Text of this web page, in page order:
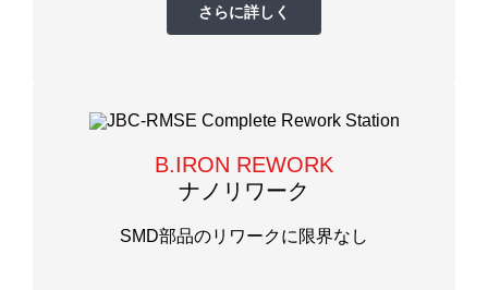
さらに詳しく
B.IRON REWORK
ナノリワーク
SMD部品のリワークに限界なし